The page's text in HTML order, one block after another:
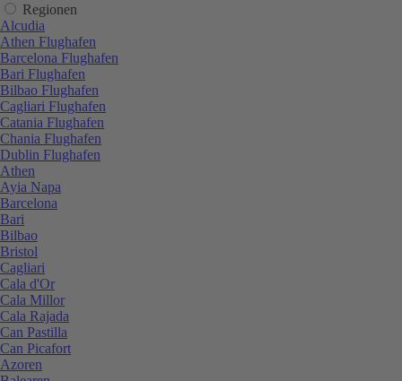
Regionen
Alcudia
Athen Flughafen
Barcelona Flughafen
Bari Flughafen
Bilbao Flughafen
Cagliari Flughafen
Catania Flughafen
Chania Flughafen
Dublin Flughafen
Athen
Ayia Napa
Barcelona
Bari
Bilbao
Bristol
Cagliari
Cala d'Or
Cala Millor
Cala Rajada
Can Pastilla
Can Picafort
Azoren